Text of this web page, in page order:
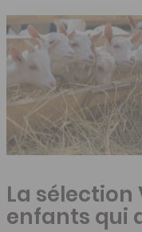
La sélection
enfants qui